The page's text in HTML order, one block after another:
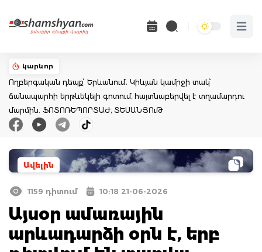
Open
կարևոր
Ողբերգական դեպք՝ Երևանում․ Կիևյան կամրջի տակ՝
ճանապարհի երթևեկելի գոտում, հայտնաբերվել է տղամարդու
մարմին. ՖՈՏՈՌԵՊՈՐՏԱԺ, ՏԵՍԱՆՅՈւԹ
Ավելին
1159 դիտում 10:18 21-06-2026
Այսօր ամառային
արևադարձի օրն է, երբ